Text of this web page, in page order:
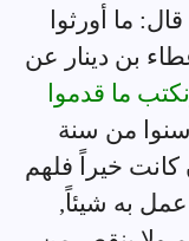
ما أورثوا
بن دينار عن
ما قدموا
سنوا من سنة
خيراً فلهم
به شيئاً,